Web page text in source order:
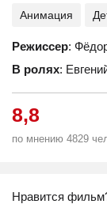
Анимация
Режиссер:
В ролях:
8,8
по мнению 4829
Нравится